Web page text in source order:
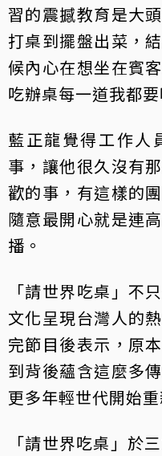
習的震撼教育是大
打桌到擺盤出菜，
候內心在想坐在賓
吃辦桌每一道我都要
藍正龍覺得工作人
事，讓他很久沒有
歡的事，有這樣的
隨意最開心就是連
播。
「請世界吃桌」不
文化呈現台灣人的
完節目後表示，原
到背後蘊含這麼多
更多年輕世代開始
「請世界吃桌」於